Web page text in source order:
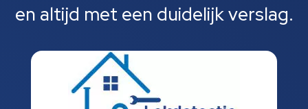
en altijd met een duidelijk verslag.